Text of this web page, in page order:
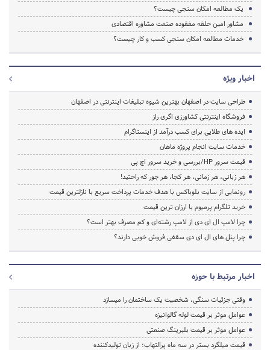
یک مطالعه امکان سنجی چیست؟
مشاور امین حلقه مفقوده صنعت مشاوره اقتصادی
خدمات مطالعه امکان سنجی کسب و کار چیست؟
اخبار ویژه
طراحی سایت در اصفهان بهترین شیوه تبلیغات اینترنتی در اصفهان
فروشگاه اینترنتی کشاورزی اگری راز
ایده های طلایی برای کسب درآمد از اینستاگرام
خدمات سایت انجام پروژه ماهان
قیمت سرور HP/بررسی و خرید سرور اچ پی
هر زبانی، هر زمانی، هر کجا، هر جور که راحتید!
رونمایی از سایت بلوباکس با هدف خدمات پرداخت سریع با نازلترین قیمت
خرید تلگرام پرمیوم با ارزان ترین قیمت
چرا لامپ ال ای دی از لامپ رشته‌ای و کم مصرف بهتر است؟
چرا پنل های ال ای دی سقفی فروش خوبی دارند؟
اخبار مرتبط با حوزه
وقتی جزئیات سنگی، شخصیت یک ساختمان را میسازد
عوامل موثر بر قیمت لوله گالوانیزه
عوامل موثر بر قیمت بلبرینگ صنعتی
قیمت میلگرد بستر در سه ماه پرالتهاب؛ از زبان تولیدکننده